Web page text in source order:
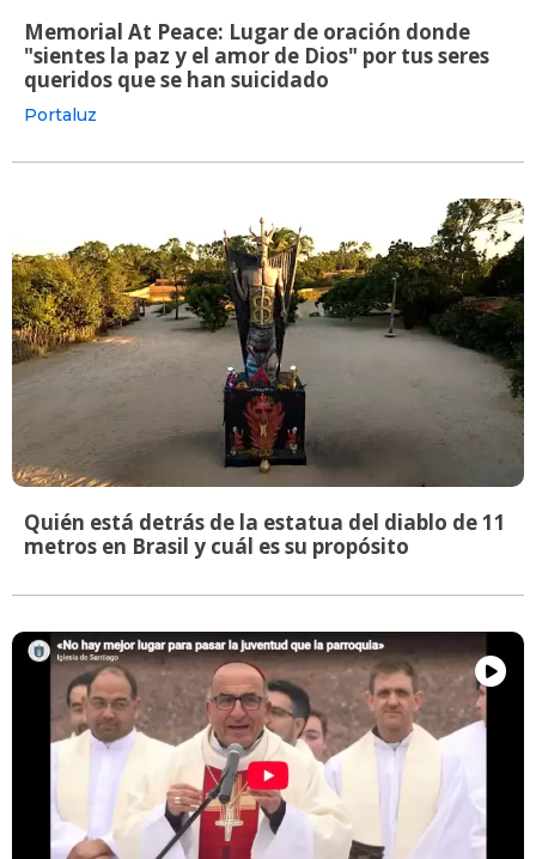
Memorial At Peace: Lugar de oración donde
"sientes la paz y el amor de Dios" por tus seres
queridos que se han suicidado
Portaluz
Quién está detrás de la estatua del diablo de 11
metros en Brasil y cuál es su propósito